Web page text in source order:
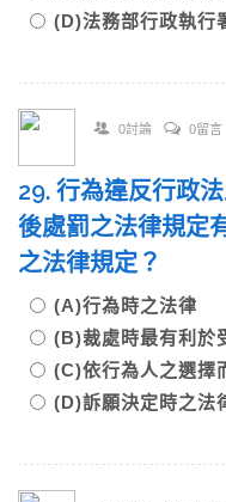
(D)法務部行政執行
0討論 0留言
29. 行為違反行政
後處罰之法律規定
之法律規定？
(A)行為時之法律
(B)裁處時最有利
(C)依行為人之選
(D)訴願決定時之法